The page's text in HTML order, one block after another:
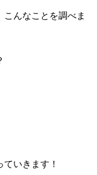
んなことを調べま
いきます！